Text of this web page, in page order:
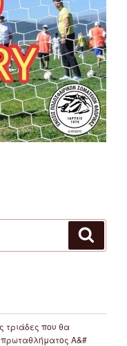
τριάδες που θα
πρωταθλήματος Α&#